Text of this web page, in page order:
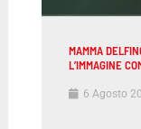
MAMMA
L’IMMAGINE
6 Agosto